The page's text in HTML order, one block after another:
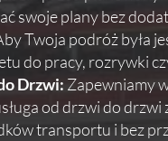
swoje plany bez
Twoja podróż była
do pracy, rozrywki
Drzwi: Zapewniamy
od drzwi do
transportu i bez